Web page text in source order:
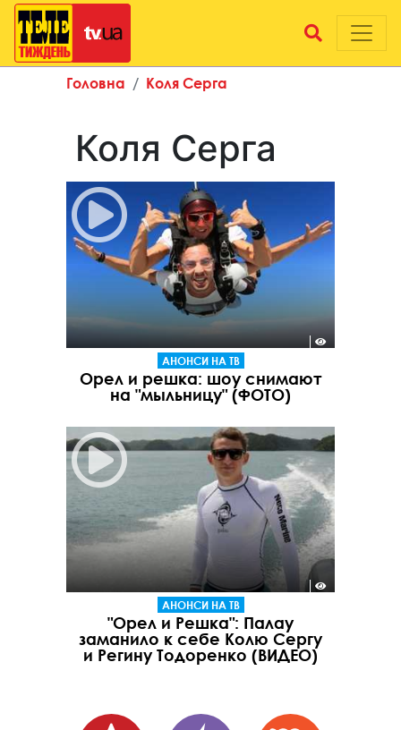
Головна Коля Серга
Коля Серга
АНОНСИ НА ТВ
Орел и решка: шоу снимают
на "мыльницу" (ФОТО)
АНОНСИ НА ТВ
"Орел и Решка": Палау
заманило к себе Колю Сергу
и Регину Тодоренко (ВИДЕО)